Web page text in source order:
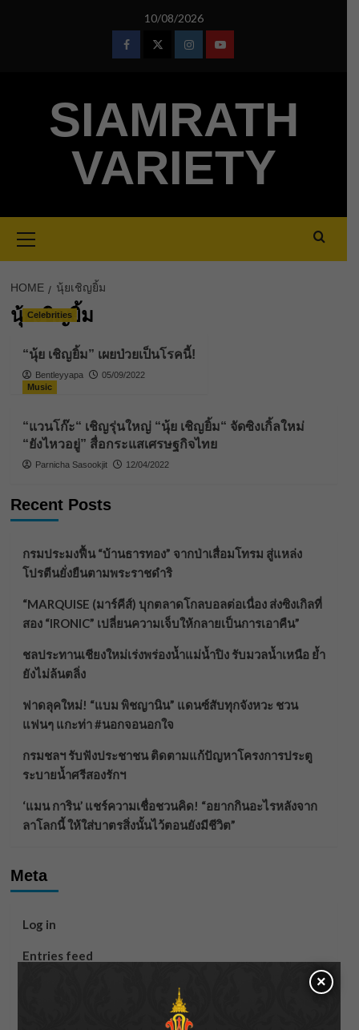
10/08/2026
FacebookTwitterInstagramYoutube
SIAMRATH
VARIETY
Menu
HOME นุ้ยเชิญยิ้ม
นุ้ยเชิญยิ้ม
Celebrities
“นุ้ย เชิญยิ้ม” เผยป่วยเป็นโรคนี้!
Bentleyyapa
05/09/2022
Music
“แวนโก๊ะ“ เชิญรุ่นใหญ่ “นุ้ย เชิญยิ้ม“ จัดซิงเกิ้ลใหม่
“ยังไหวอยู่” สื่อกระแสเศรษฐกิจไทย
Parnicha Sasookjit 12/04/2022
Recent Posts
กรมประมงฟื้น “บ้านธารทอง” จากป่าเสื่อมโทรม สู่แหล่ง
โปรตีนยั่งยืนตามพระราชดำริ
“MARQUISE (มาร์คีส์) บุกตลาดโกลบอลต่อเนื่อง ส่งซิงเกิลที่
สอง “IRONIC” เปลี่ยนความเจ็บให้กลายเป็นการเอาคืน”
ชลประทานเชียงใหม่เร่งพร่องน้ำแม่น้ำปิง รับมวลน้ำเหนือ ย้ำ
ยังไม่ล้นตลิ่ง
ฟาดลุคใหม่! “แบม พิชญานิน” แดนซ์สับทุกจังหวะ ชวน
แฟนๆ แกะท่า #นอกจอนอกใจ
กรมชลฯ รับฟังประชาชน ติดตามแก้ปัญหาโครงการประตู
ระบายน้ำศรีสองรักฯ
‘แมน การิน’ แชร์ความเชื่อชวนคิด! “อยากกินอะไรหลังจาก
ลาโลกนี้ ให้ใส่บาตรสิ่งนั้นไว้ตอนยังมีชีวิต”
Meta
Log in
Entries feed
×